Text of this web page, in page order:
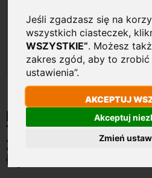
Jeśli zgadzasz się na
wszystkich ciasteczek,
WSZYSTKIE”. Możesz
zakres zgód, aby to zrobić
ustawienia”.
AKCEPTUJ
Akceptuj
Zmień
na
początek
Lampa liniowa LED
120cm 4320lm
Zimna IP65
łączona